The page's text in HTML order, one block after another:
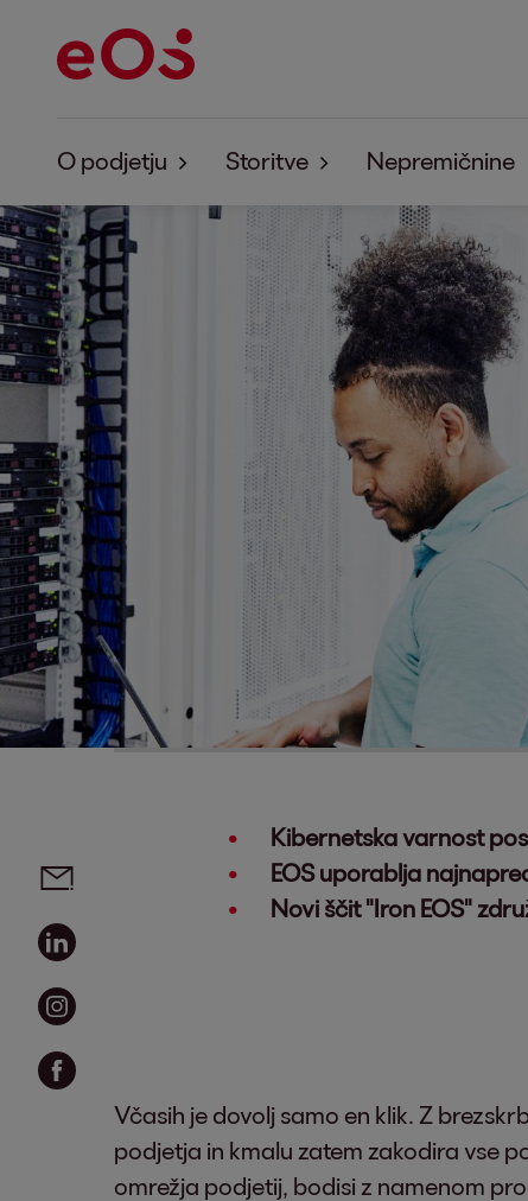
O podjetju
O podjetju
Trajnostni Razvoj
Storitve
Storitve
Odkup zapadlih terjatev
Mednarodna izterjava
Izterjava zapadlih terjatev
Premostitveni krediti
Nepremičnine
Kibernetska varnost
EOS uporablja
Novi ščit "Iron EOS"
Včasih je dovolj samo en klik. Z
podjetja in kmalu zatem zakodira vse
omrežja podjetij, bodisi z namenom
Social media links - share article